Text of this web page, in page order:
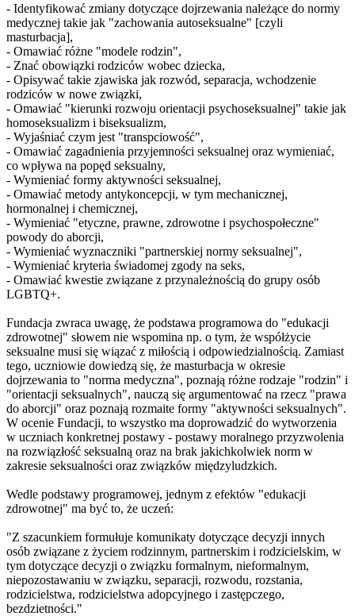
- Identyfikować zmiany dotyczące dojrzewania należące do normy
medycznej takie jak "zachowania autoseksualne" [czyli
masturbacja],
- Omawiać różne "modele rodzin",
- Znać obowiązki rodziców wobec dziecka,
- Opisywać takie zjawiska jak rozwód, separacja, wchodzenie
rodziców w nowe związki,
- Omawiać "kierunki rozwoju orientacji psychoseksualnej" takie jak
homoseksualizm i biseksualizm,
- Wyjaśniać czym jest "transpciowość",
- Omawiać zagadnienia przyjemności seksualnej oraz wymieniać,
co wpływa na popęd seksualny,
- Wymieniać formy aktywności seksualnej,
- Omawiać metody antykoncepcji, w tym mechanicznej,
hormonalnej i chemicznej,
- Wymieniać "etyczne, prawne, zdrowotne i psychospołeczne"
powody do aborcji,
- Wymieniać wyznaczniki "partnerskiej normy seksualnej",
- Wymieniać kryteria świadomej zgody na seks,
- Omawiać kwestie związane z przynależnością do grupy osób
LGBTQ+.
Fundacja zwraca uwagę, że podstawa programowa do "edukacji
zdrowotnej" słowem nie wspomina np. o tym, że współżycie
seksualne musi się wiązać z miłością i odpowiedzialnością. Zamiast
tego, uczniowie dowiedzą się, że masturbacja w okresie
dojrzewania to "norma medyczna", poznają różne rodzaje "rodzin" i
"orientacji seksualnych", nauczą się argumentować na rzecz "prawa
do aborcji" oraz poznają rozmaite formy "aktywności seksualnych".
W ocenie Fundacji, to wszystko ma doprowadzić do wytworzenia
w uczniach konkretnej postawy - postawy moralnego przyzwolenia
na rozwiązłość seksualną oraz na brak jakichkolwiek norm w
zakresie seksualności oraz związków międzyludzkich.
Wedle podstawy programowej, jednym z efektów "edukacji
zdrowotnej" ma być to, że uczeń:
"Z szacunkiem formułuje komunikaty dotyczące decyzji innych
osób związane z życiem rodzinnym, partnerskim i rodzicielskim, w
tym dotyczące decyzji o związku formalnym, nieformalnym,
niepozostawaniu w związku, separacji, rozwodu, rozstania,
rodzicielstwa, rodzicielstwa adopcyjnego i zastępczego,
bezdzietności."